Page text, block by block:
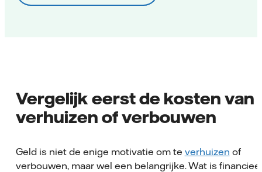
Vergelijk eerst de kosten van
verhuizen of verbouwen
Geld is niet de enige motivatie om te verhuizen of
verbouwen, maar wel een belangrijke. Wat is